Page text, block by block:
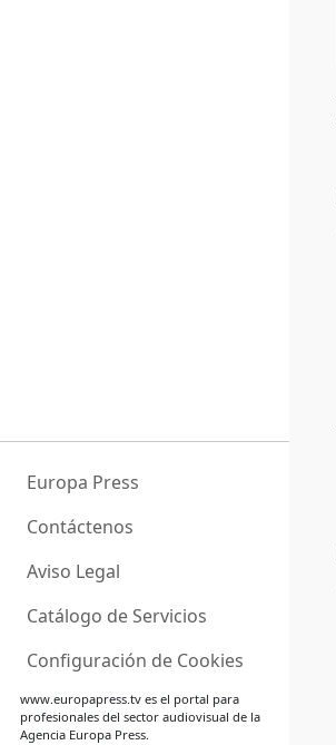
Europa Press
Contáctenos
Aviso Legal
Catálogo de Servicios
Configuración de Cookies
www.europapress.tves el portal para
profesionales del sector audiovisual de la
Agencia Europa Press.